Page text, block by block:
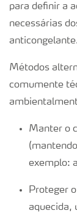
para definir a
necessárias
Métodos
comumente
Manter o
exemplo:
Proteger
aquecida,